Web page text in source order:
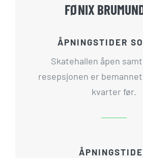
FØNIX
ÅPNINGSTIDER
Skatehallen åpen
resepsjonen er
kvarter før.